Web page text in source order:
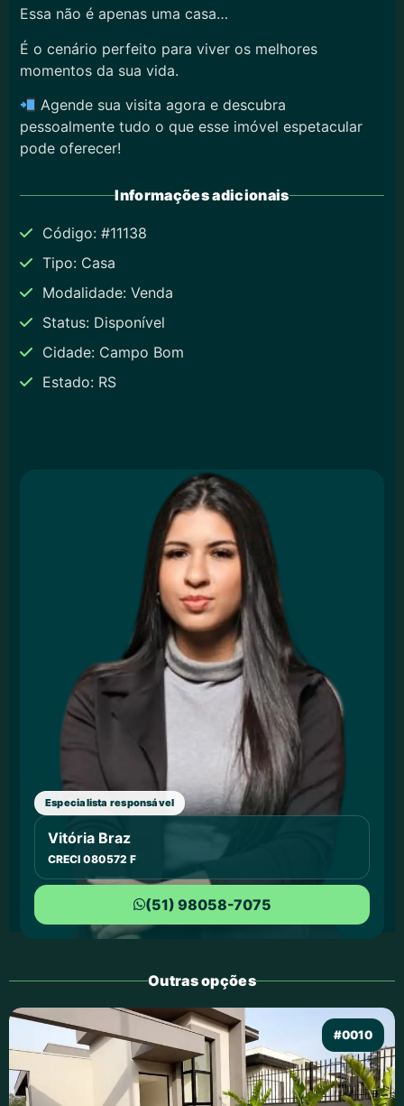
Essa não é apenas uma casa…
É o cenário perfeito para viver os melhores
momentos da sua vida.
Agende sua visita agora e descubra
pessoalmente tudo o que esse imóvel espetacular
pode oferecer!
Informações adicionais
Código: #11138
Tipo: Casa
Modalidade: Venda
Status: Disponível
Cidade: Campo Bom
Estado: RS
Especialista responsável
Vitória Braz
CRECI 080572 F
(51) 98058-7075
Outras opções
#0010